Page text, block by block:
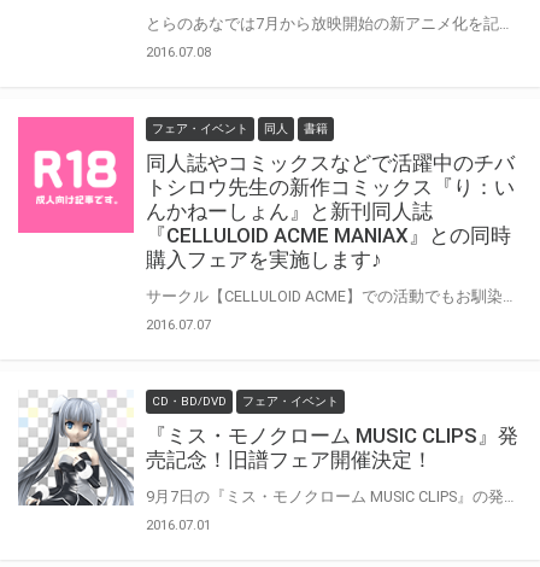
2016.07.08
フェア・イベント 同人 書籍
同人誌やコミックスなどで活躍中のチバ
トシロウ先生の新作コミックス『り：い
んかねーしょん』と新刊同人誌
『CELLULOID ACME MANIAX』との同時
購入フェアを実施します♪
2016.07.07
CD・BD/DVD フェア・イベント
『ミス・モノクローム MUSIC CLIPS』発
売記念！旧譜フェア開催決定！
2016.07.01